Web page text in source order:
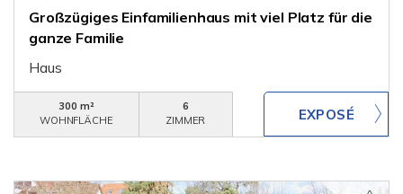
Großzügiges Einfamilienhaus mit viel Platz für die
ganze Familie
Haus
300 m²
WOHNFLÄCHE
6
ZIMMER